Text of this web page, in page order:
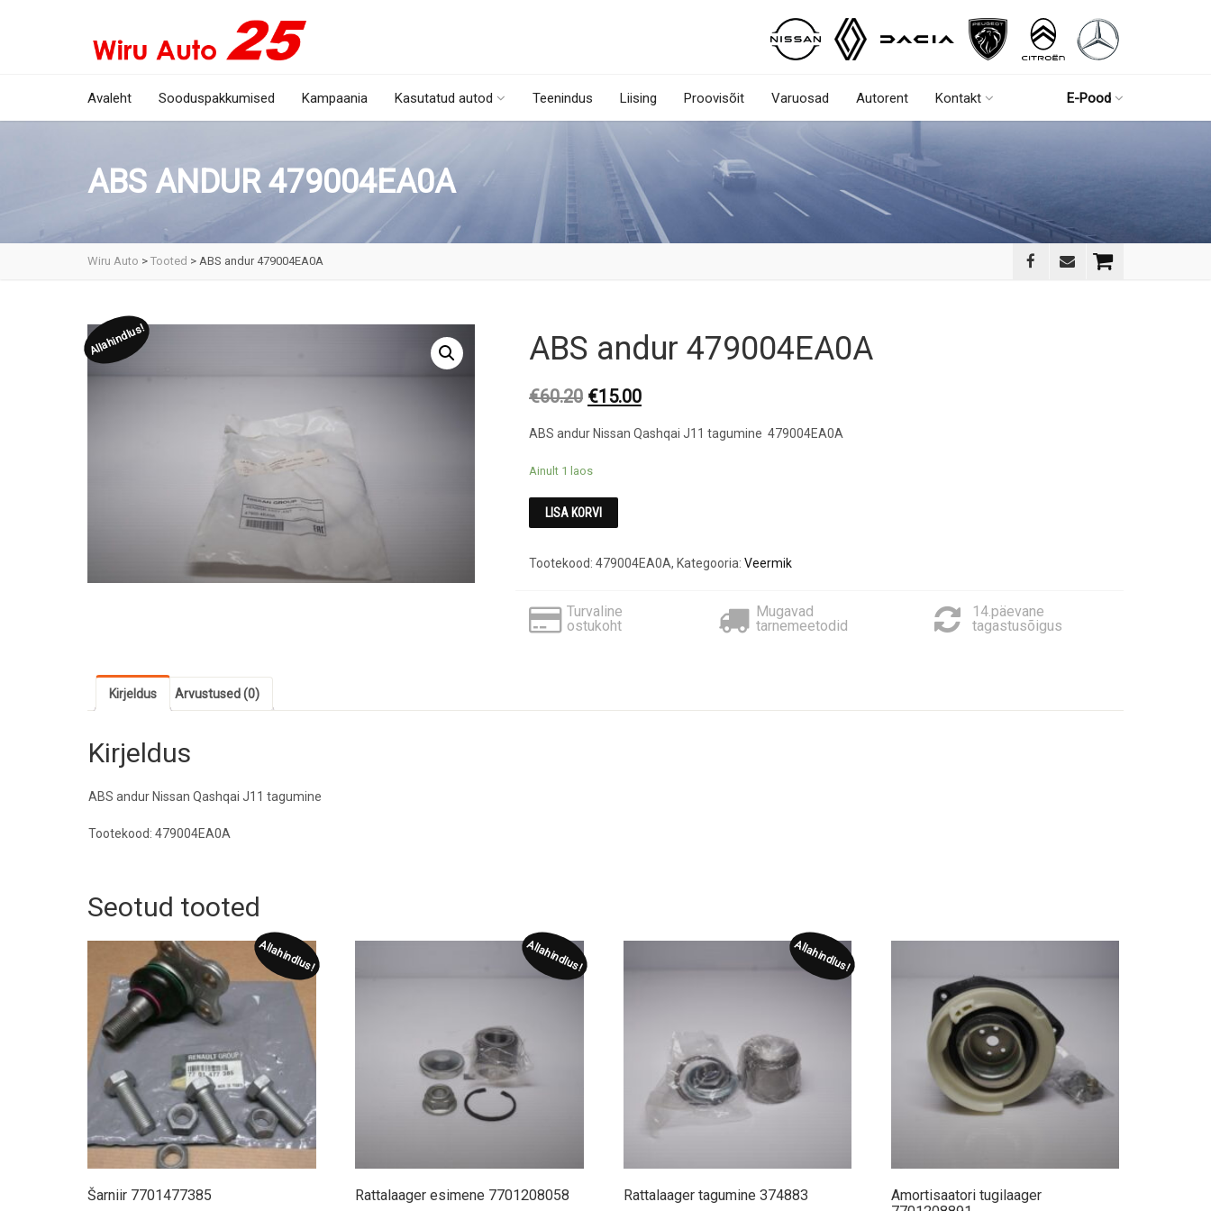
Avaleht Sooduspakkumised Kampaania Kasutatud autod Teenindus Liising Proovisõit Varuosad Autorent Kontakt E-Pood
ABS ANDUR 479004EA0A
Wiru Auto > Tooted > ABS andur 479004EA0A
Allahindlus! ABS andur 479004EA0A
€60.20 Original
was:
€15.00Current
is:
ABS andur Nissan Qashqai J11 tagumine 479004EA0A
Ainult 1 laos
LISA KORVI
Tootekood: 479004EA0A, Kategooria: Veermik
Turvaline
ostukoht
Mugavad
tarnemeetodid
14.päevane
tagastusõigus
Kirjeldus Arvustused (0)
Kirjeldus
ABS andur Nissan Qashqai J11 tagumine
Tootekood: 479004EA0A
Seotud tooted
Allahindlus!
Šarniir 7701477385
Allahindlus!
Rattalaager esimene 7701208058
Allahindlus!
Rattalaager tagumine 374883
Amortisaatori tugilaager